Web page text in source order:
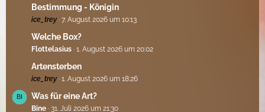
ä
g
Bestimmung - Königin
ice_trey 7. August 2026 um 10:13
Welche Box?
Flottelasius 1. August 2026 um 20:02
Artensterben
ice_trey 1. August 2026 um 18:26
Was für eine Art?
Bine 31. Juli 2026 um 21:30